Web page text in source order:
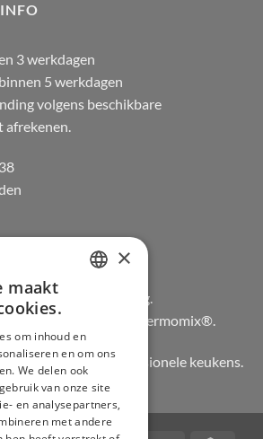
3 werkdagen
5 werkdagen
volgens beschikbare
en Big Green Egg.
van Vorwerk Thermomix®.
chefs en professionele keukens.
GERMAN
ENGLISH
×
maakt
om inhoud en
en om ons
We delen ook
van onze site
en analysepartners,
met andere